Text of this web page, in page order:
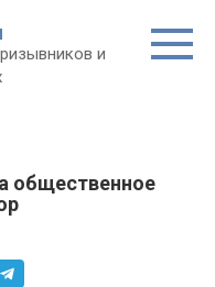
и
общественное